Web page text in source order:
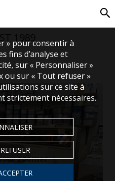
1989
zoomer
» pour consentir à
fins d’analyse et
sur « Personnaliser »
ou sur « Tout refuser »
sur ce site à
strictement nécessaires.